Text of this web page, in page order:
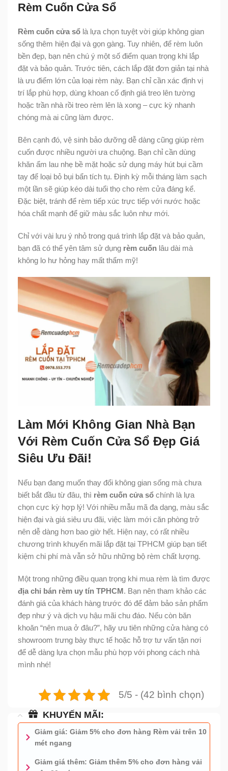
Rèm Cuốn Cửa Sổ
Rèm cuốn cửa sổ là lựa chọn tuyệt vời giúp không gian
sống thêm hiện đại và gọn gàng. Tuy nhiên, để rèm luôn
bền đẹp, bạn nên chú ý một số điểm quan trọng khi lắp
đặt và bảo quản. Trước tiên, cách lắp đặt đơn giản tại nhà
là ưu điểm lớn của loại rèm này. Bạn chỉ cần xác định vị
trí lắp phù hợp, dùng khoan cố định giá treo lên tường
hoặc trần nhà rồi treo rèm lên là xong – cực kỳ nhanh
chóng mà ai cũng làm được.
Bên cạnh đó, vệ sinh bảo dưỡng dễ dàng cũng giúp rèm
cuốn được nhiều người ưa chuộng. Bạn chỉ cần dùng
khăn ẩm lau nhẹ bề mặt hoặc sử dụng máy hút bụi cầm
tay để loại bỏ bụi bẩn tích tụ. Định kỳ mỗi tháng làm sạch
một lần sẽ giúp kéo dài tuổi thọ cho rèm cửa đáng kể.
Đặc biệt, tránh để rèm tiếp xúc trực tiếp với nước hoặc
hóa chất mạnh để giữ màu sắc luôn như mới.
Chỉ với vài lưu ý nhỏ trong quá trình lắp đặt và bảo quản,
bạn đã có thể yên tâm sử dụng rèm cuốn lâu dài mà
không lo hư hỏng hay mất thẩm mỹ!
Làm Mới Không Gian Nhà Bạn
Với Rèm Cuốn Cửa Sổ Đẹp Giá
Siêu Ưu Đãi!
Nếu bạn đang muốn thay đổi không gian sống mà chưa
biết bắt đầu từ đâu, thì rèm cuốn cửa sổ chính là lựa
chọn cực kỳ hợp lý! Với nhiều mẫu mã đa dạng, màu sắc
hiện đại và giá siêu ưu đãi, việc làm mới căn phòng trở
nên dễ dàng hơn bao giờ hết. Hiện nay, có rất nhiều
chương trình khuyến mãi lắp đặt tại TPHCM giúp bạn tiết
kiệm chi phí mà vẫn sở hữu những bộ rèm chất lượng.
Một trong những điều quan trọng khi mua rèm là tìm được
địa chỉ bán rèm uy tín TPHCM. Bạn nên tham khảo các
đánh giá của khách hàng trước đó để đảm bảo sản phẩm
đẹp như ý và dịch vụ hậu mãi chu đáo. Nếu còn băn
khoăn “nên mua ở đâu?”, hãy ưu tiên những cửa hàng có
showroom trưng bày thực tế hoặc hỗ trợ tư vấn tận nơi
để dễ dàng lựa chọn mẫu phù hợp với phong cách nhà
mình nhé!
5/5 - (42 bình chọn)
KHUYẾN MÃI:
Giảm giá: Giảm 5% cho đơn hàng Rèm vải trên 10
mét ngang
Giảm giá thêm: Giảm thêm 5% cho đơn hàng vải